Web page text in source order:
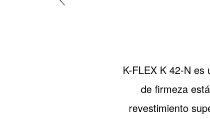
K-FLEX K 42-N es
de firmeza
revestimiento